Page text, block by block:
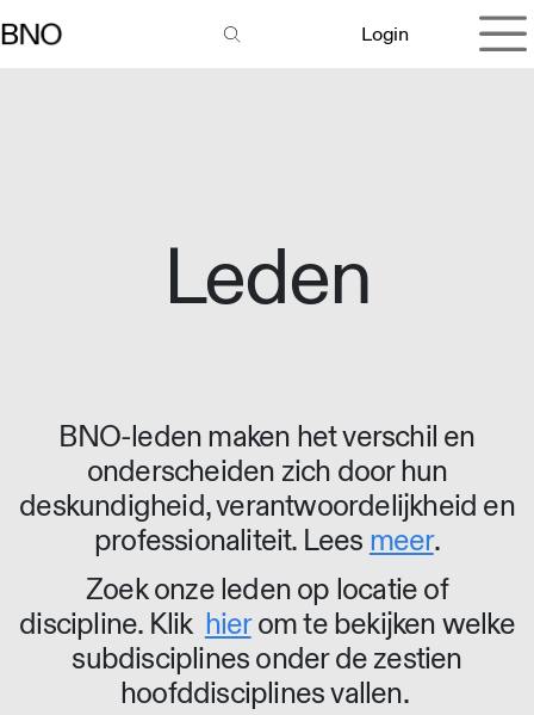
Login
Leden
BNO-leden maken het verschil en
onderscheiden zich door hun
deskundigheid, verantwoordelijkheid en
professionaliteit. Lees meer.
Zoek onze leden op locatie of
discipline. Klik hierom te bekijken welke
subdisciplines onder de zestien
hoofddisciplines vallen.